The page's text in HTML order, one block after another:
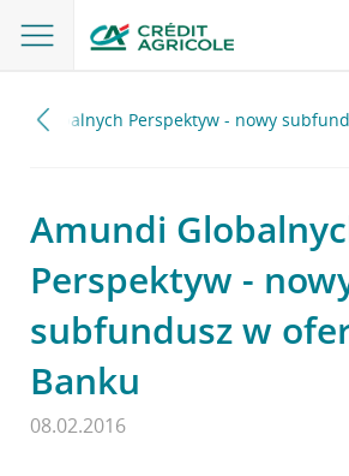
Globalnych Perspektyw - nowy
Amundi
Perspektyw -
subfundusz w
Banku
08.02.2016